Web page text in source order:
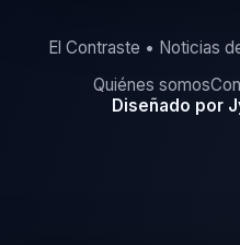
El Contraste • Noticias
Quiénes somos
Diseñado por